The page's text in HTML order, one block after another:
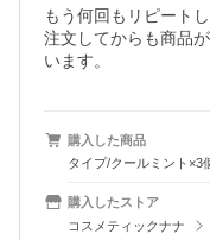
もう何回もリピートし
注文してからも商品
います。
購入した商品
タイプ/クールミント×3
購入したストア
コスメティックナナ